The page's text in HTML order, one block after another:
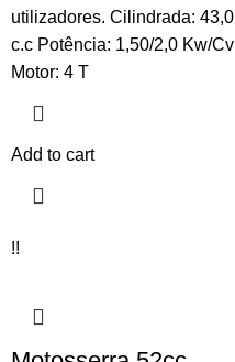
utilizadores. Cilindrada: 43,0
c.c Potência: 1,50/2,0 Kw/Cv
Motor: 4 T
Add to cart
!!